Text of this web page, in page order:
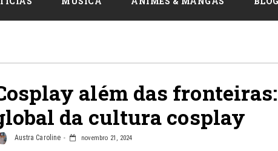
além das
da cultura cosplay
Austra Caroline novembro 21, 2024